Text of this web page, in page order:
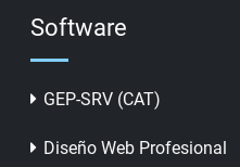
Software
GEP-SRV (CAT)
Diseño Web Profesional